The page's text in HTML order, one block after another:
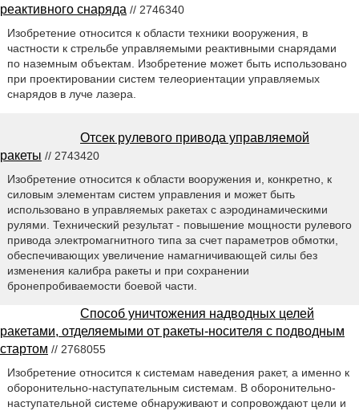
реактивного снаряда // 2746340
Изобретение относится к области техники вооружения, в
частности к стрельбе управляемыми реактивными снарядами
по наземным объектам. Изобретение может быть использовано
при проектировании систем телеориентации управляемых
снарядов в луче лазера.
Отсек рулевого привода управляемой
ракеты // 2743420
Изобретение относится к области вооружения и, конкретно, к
силовым элементам систем управления и может быть
использовано в управляемых ракетах с аэродинамическими
рулями. Технический результат - повышение мощности рулевого
привода электромагнитного типа за счет параметров обмотки,
обеспечивающих увеличение намагничивающей силы без
изменения калибра ракеты и при сохранении
бронепробиваемости боевой части.
Способ уничтожения надводных целей
ракетами, отделяемыми от ракеты-носителя с подводным
стартом // 2768055
Изобретение относится к системам наведения ракет, а именно к
оборонительно-наступательным системам. В оборонительно-
наступательной системе обнаруживают и сопровождают цели и